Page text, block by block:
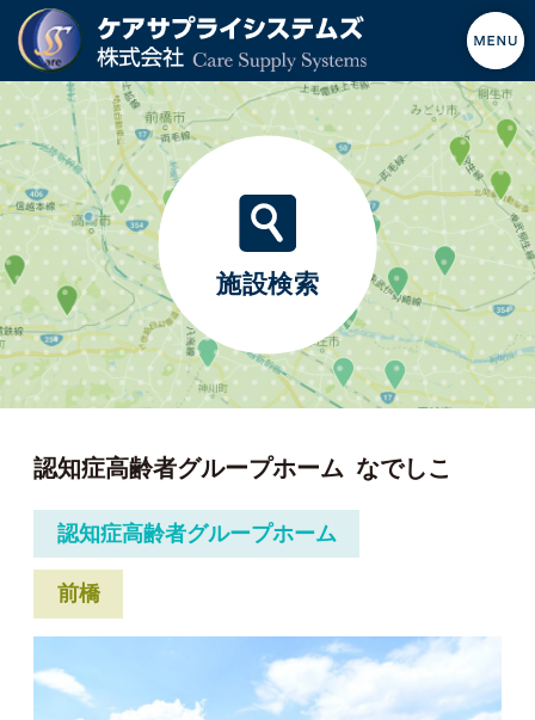
施設検索
認知症高齢者グループホーム なでしこ
認知症高齢者グループホーム
前橋